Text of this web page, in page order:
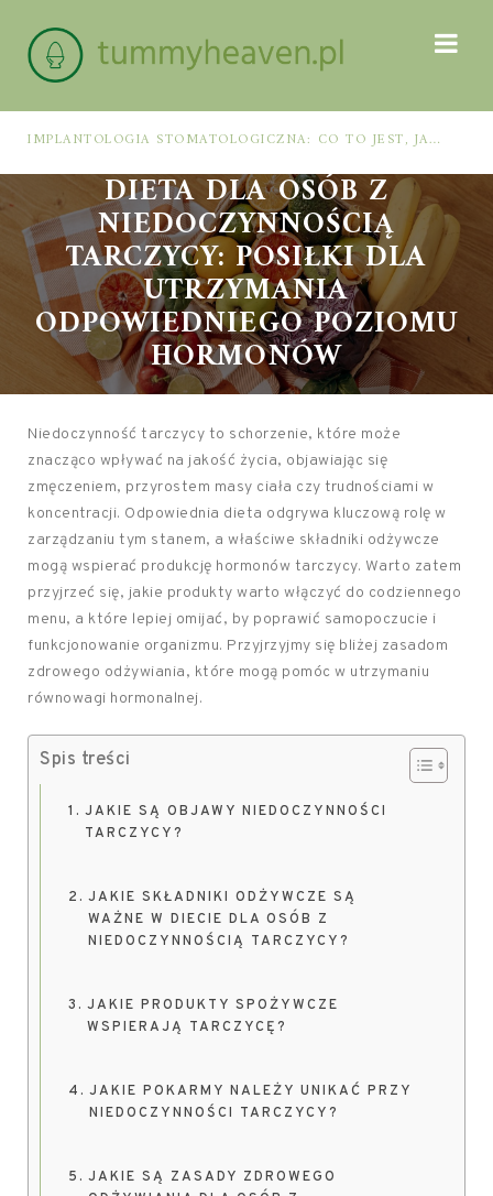
IMPLANTOLOGIA STOMATOLOGICZNA: CO TO JEST, JAK WYGLĄDA PROCES IMPLANTACJI I GOJENIA ORAZ DLA KOGO MA ZASTOSOWANIE
DIETA DLA OSÓB Z
NIEDOCZYNNOŚCIĄ
TARCZYCY: POSIŁKI DLA
UTRZYMANIA
ODPOWIEDNIEGO POZIOMU
HORMONÓW
Niedoczynność tarczycy to schorzenie, które może
znacząco wpływać na jakość życia, objawiając się
zmęczeniem, przyrostem masy ciała czy trudnościami w
koncentracji. Odpowiednia dieta odgrywa kluczową rolę w
zarządzaniu tym stanem, a właściwe składniki odżywcze
mogą wspierać produkcję hormonów tarczycy. Warto zatem
przyjrzeć się, jakie produkty warto włączyć do codziennego
menu, a które lepiej omijać, by poprawić samopoczucie i
funkcjonowanie organizmu. Przyjrzyjmy się bliżej zasadom
zdrowego odżywiania, które mogą pomóc w utrzymaniu
równowagi hormonalnej.
Spis treści
JAKIE SĄ OBJAWY NIEDOCZYNNOŚCI
TARCZYCY?
JAKIE SKŁADNIKI ODŻYWCZE SĄ
WAŻNE W DIECIE DLA OSÓB Z
NIEDOCZYNNOŚCIĄ TARCZYCY?
JAKIE PRODUKTY SPOŻYWCZE
WSPIERAJĄ TARCZYCĘ?
JAKIE POKARMY NALEŻY UNIKAĆ PRZY
NIEDOCZYNNOŚCI TARCZYCY?
JAKIE SĄ ZASADY ZDROWEGO